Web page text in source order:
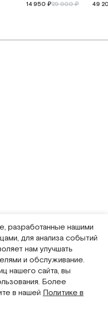
14 950 ₽29 900 ₽ 49
данных
файлов
данных
разработанные нашими
для анализа событий
нам улучшать
и обслуживание.
нашего сайта, вы
Более
в нашей Политике в